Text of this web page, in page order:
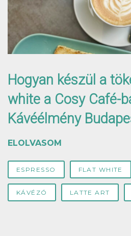
Hogyan készül a
white a Cosy Café-
Kávéélmény
ELOLVASOM
ESPRESSO FLAT WHITE
KÁVÉZÓ LATTE ART